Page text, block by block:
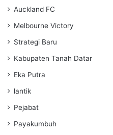
Auckland FC
Melbourne Victory
Strategi Baru
Kabupaten Tanah Datar
Eka Putra
lantik
Pejabat
Payakumbuh